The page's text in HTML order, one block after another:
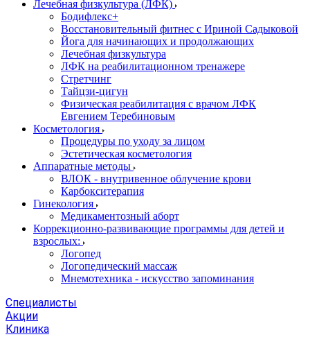
Лечебная физкультура (ЛФК)
Бодифлекс+
Восстановительный фитнес с Ириной Садыковой
Йога для начинающих и продолжающих
Лечебная физкультура
ЛФК на реабилитационном тренажере
Стретчинг
Тайцзи-цигун
Физическая реабилитация с врачом ЛФК
Евгением Теребиновым
Косметология
Процедуры по уходу за лицом
Эстетическая косметология
Аппаратные методы
ВЛОК - внутривенное облучение крови
Карбокситерапия
Гинекология
Медикаментозный аборт
Коррекционно-развивающие программы для детей и
взрослых:
Логопед
Логопедический массаж
Мнемотехника - искусство запоминания
Специалисты
Акции
Клиника